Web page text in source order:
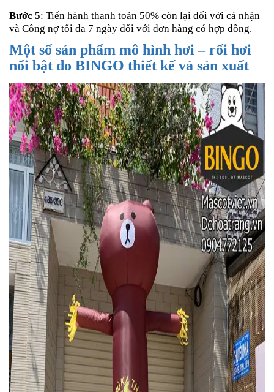
Bước 5: Tiến hành thanh toán 50% còn lại đối với cá nhận
và Công nợ tối đa 7 ngày đối với đơn hàng có hợp đồng.
Một số sản phẩm mô hình hơi – rối hơi
nổi bật do BINGO thiết kế và sản xuất